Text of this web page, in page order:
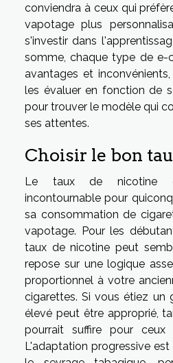
conviendra à ceux qui
vapotage plus
s'investir dans
somme, chaque type de e-
avantages et
les évaluer en fonction de
pour trouver le modèle qui
ses attentes.
Choisir le bon
Le taux de nicotine
incontournable pour
sa consommation de
vapotage. Pour les
taux de nicotine peut
repose sur une logique
proportionnel à votre
cigarettes. Si vous étiez un
élevé peut être approprié,
pourrait suffire pour ceux
L'adaptation progressive est